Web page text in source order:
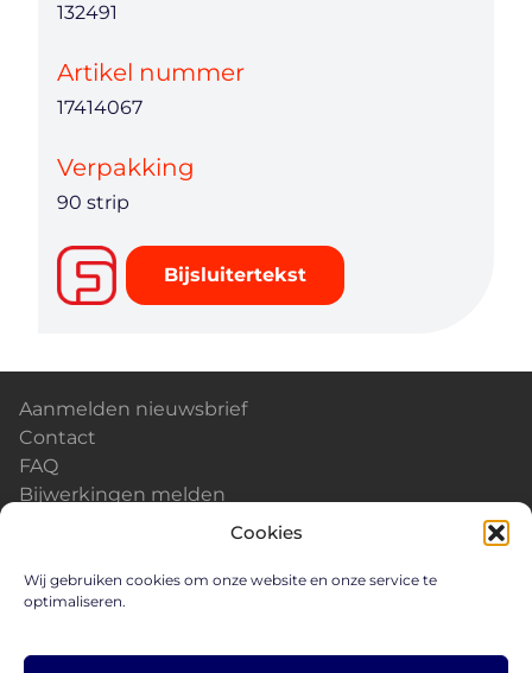
Cookies
Wij gebruiken cookies om onze website en onze service te
optimaliseren.
132491
Artikel nummer
17414067
Verpakking
90 strip
Bijsluitertekst
Aanmelden nieuwsbrief
Contact
FAQ
Bijwerkingen melden
Careers